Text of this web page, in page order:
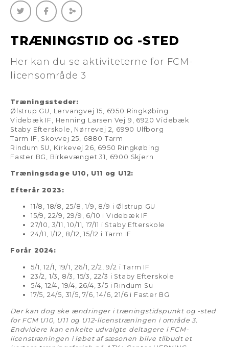
TRÆNINGSTID OG -STED
Her kan du se aktiviteterne for FCM-
licensområde 3
Træningssteder:
Ølstrup GU, Lervangvej 15, 6950 Ringkøbing
Videbæk IF, Henning Larsen Vej 9, 6920 Videbæk
Staby Efterskole, Nørrevej 2, 6990 Ulfborg
Tarm IF, Skovvej 25, 6880 Tarm
Rindum SU, Kirkevej 26, 6950 Ringkøbing
Faster BG, Birkevænget 31, 6900 Skjern
Træningsdage U10, U11 og U12:
Efterår 2023:
11/8, 18/8, 25/8, 1/9, 8/9 i Ølstrup GU
15/9, 22/9, 29/9, 6/10 iVidebæk IF
27/10, 3/11, 10/11, 17/11 i Staby Efterskole
24/11, 1/12, 8/12, 15/12 i Tarm IF
Forår 2024:
5/1, 12/1, 19/1, 26/1, 2/2, 9/2 i Tarm IF
23/2, 1/3, 8/3, 15/3, 22/3 i Staby Efterskole
5/4, 12/4, 19/4, 26/4, 3/5 i Rindum Su
17/5, 24/5, 31/5, 7/6, 14/6, 21/6 i Faster BG
Der kan dog ske ændringer i træningstidspunkt og -sted
for FCM U10, U11 og U12-licenstræningen i område 3.
Endvidere kan enkelte udvalgte deltagere i FCM-
licenstræningen i løbet af sæsonen blive tilbudt et